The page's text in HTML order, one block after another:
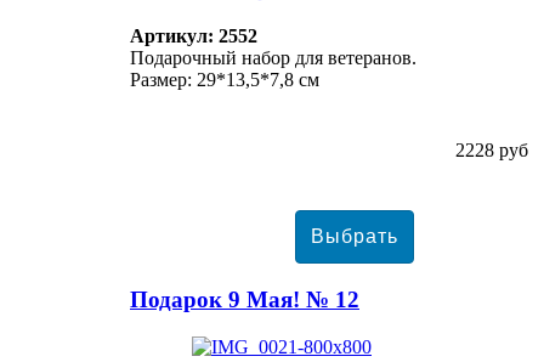
Артикул: 2552
Подарочный набор для ветеранов.
Размер: 29*13,5*7,8 см
2228 руб
Подарок 9 Мая! № 12